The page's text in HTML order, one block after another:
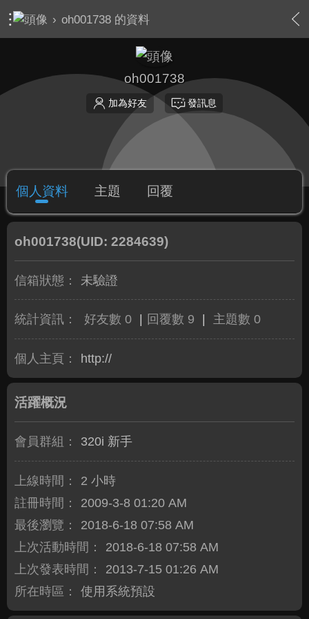
› oh001738 的資料
oh001738
加為好友 發訊息
個人資料 主題 回覆
oh001738(UID: 2284639)
信箱狀態： 未驗證
統計資訊： 好友數 0 回覆數 9 主題數 0
個人主頁： http://
活躍概況
會員群組： 320i 新手
上線時間：
2 小時
註冊時間：
2009-3-8 01:20 AM
最後瀏覽：
2018-6-18 07:58 AM
上次活動時間：
2018-6-18 07:58 AM
上次發表時間：
2013-7-15 01:26 AM
所在時區：
使用系統預設